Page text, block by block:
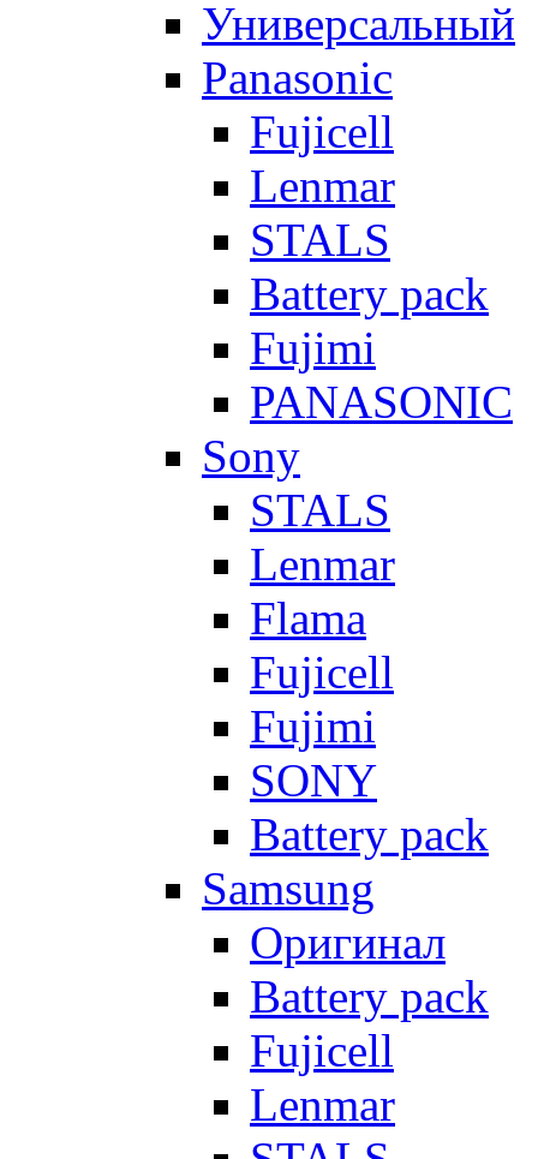
Универсальный
Panasonic
Fujicell
Lenmar
STALS
Battery pack
Fujimi
PANASONIC
Sony
STALS
Lenmar
Flama
Fujicell
Fujimi
SONY
Battery pack
Samsung
Оригинал
Battery pack
Fujicell
Lenmar